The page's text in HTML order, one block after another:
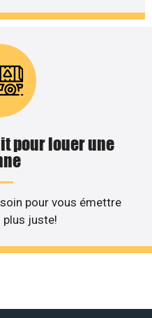
pour louer une
pour vous émettre
plus juste!